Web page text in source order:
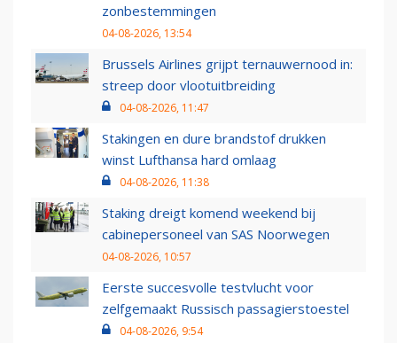
zonbestemmingen
04-08-2026, 13:54
Brussels Airlines grijpt ternauwernood in:
streep door vlootuitbreiding
04-08-2026, 11:47
Stakingen en dure brandstof drukken
winst Lufthansa hard omlaag
04-08-2026, 11:38
Staking dreigt komend weekend bij
cabinepersoneel van SAS Noorwegen
04-08-2026, 10:57
Eerste succesvolle testvlucht voor
zelfgemaakt Russisch passagierstoestel
04-08-2026, 9:54